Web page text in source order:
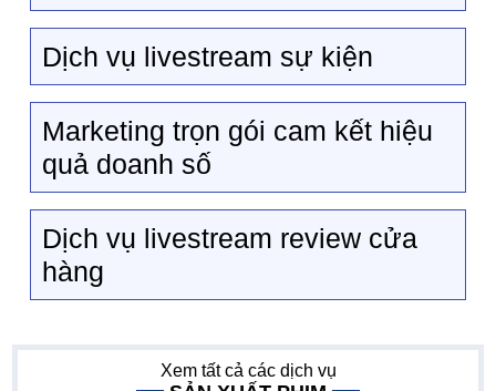
Dịch vụ livestream sự kiện
Marketing trọn gói cam kết hiệu
quả doanh số
Dịch vụ livestream review cửa
hàng
Xem tất cả các dịch vụ